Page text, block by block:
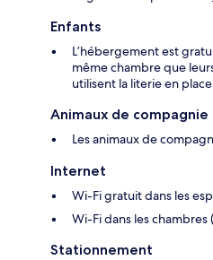
Enfants
L’hébergement est
même chambre que
utilisent la literie en
Animaux de compagnie
Les animaux de
Internet
Wi-Fi gratuit dans les
Wi-Fi dans les
Stationnement